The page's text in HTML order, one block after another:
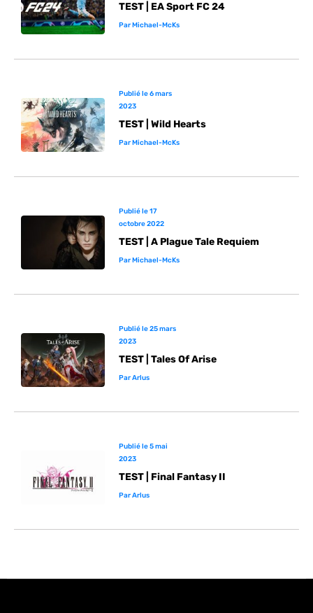
TEST | EA Sport FC 24
ParMichael-McKs
Publié le6 mars
2023
TEST | Wild Hearts
ParMichael-McKs
Publié le17
octobre 2022
TEST | A Plague Tale Requiem
ParMichael-McKs
Publié le25 mars
2023
TEST | Tales Of Arise
ParArlus
Publié le5 mai
2023
TEST | Final Fantasy II
ParArlus